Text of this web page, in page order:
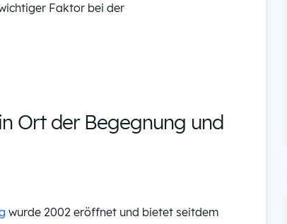
Faktor bei der
Ort der Begegnung und
wurde 2002 eröffnet und bietet seitdem